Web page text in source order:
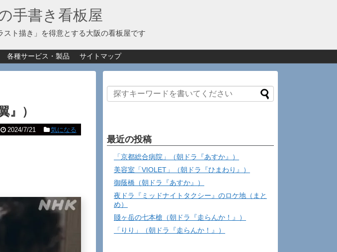
手書き看板屋
スト描き」を得意とする大阪の看板屋です
各種サービス・製品 サイトマップ
』）
2024/7/21 気になる
最近の投稿
「京都総合病院」（朝ドラ『あすか』）
美容室「VIOLET」（朝ドラ『ひまわり』）
御蔭橋（朝ドラ『あすか』）
夜ドラ『ミッドナイトタクシー』のロケ地（まと
め）
賤ヶ岳の七本槍（朝ドラ『走らんか！』）
「りり」（朝ドラ『走らんか！』）